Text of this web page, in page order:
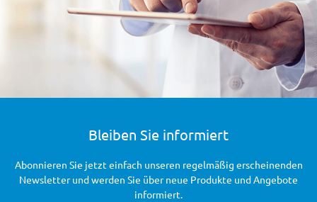
Bleiben Sie informiert
Abonnieren Sie jetzt einfach unseren regelmäßig erscheinenden
Newsletter und werden Sie über neue Produkte und Angebote
informiert.